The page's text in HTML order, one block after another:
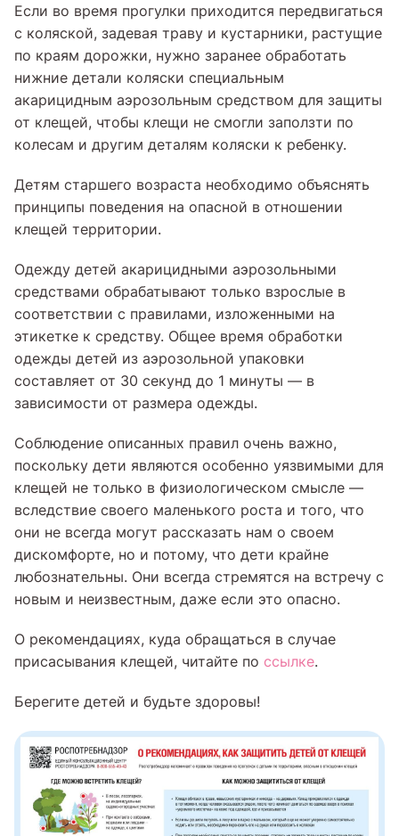
Если во время прогулки приходится передвигаться
с коляской, задевая траву и кустарники, растущие
по краям дорожки, нужно заранее обработать
нижние детали коляски специальным
акарицидным аэрозольным средством для защиты
от клещей, чтобы клещи не смогли заползти по
колесам и другим деталям коляски к ребенку.
Детям старшего возраста необходимо объяснять
принципы поведения на опасной в отношении
клещей территории.
Одежду детей акарицидными аэрозольными
средствами обрабатывают только взрослые в
соответствии с правилами, изложенными на
этикетке к средству. Общее время обработки
одежды детей из аэрозольной упаковки
составляет от 30 секунд до 1 минуты — в
зависимости от размера одежды.
Соблюдение описанных правил очень важно,
поскольку дети являются особенно уязвимыми для
клещей не только в физиологическом смысле —
вследствие своего маленького роста и того, что
они не всегда могут рассказать нам о своем
дискомфорте, но и потому, что дети крайне
любознательны. Они всегда стремятся на встречу с
новым и неизвестным, даже если это опасно.
О рекомендациях, куда обращаться в случае
присасывания клещей, читайте по ссылке.
Берегите детей и будьте здоровы!